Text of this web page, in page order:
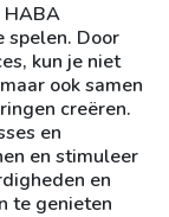
HABA
spelen. Door
kun je niet
ook samen
creëren.
en
en stimuleer
en
te genieten